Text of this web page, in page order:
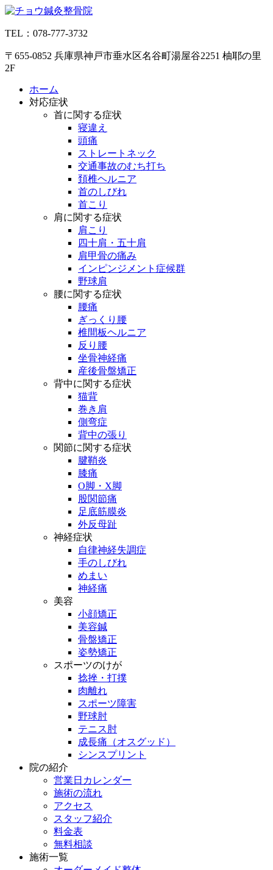
コ
テ
ツ
へ
TEL：078-777-3732
〒655-0852 兵庫県神戸市垂水区名谷町湯屋谷2251 柚耶の里
2F
ホーム
対応症状
首に関する症状
寝違え
頭痛
ストレートネック
交通事故のむち打ち
頚椎ヘルニア
首のしびれ
首こり
肩に関する症状
肩こり
四十肩・五十肩
肩甲骨の痛み
インピンジメント症候群
野球肩
腰に関する症状
腰痛
ぎっくり腰
椎間板ヘルニア
反り腰
坐骨神経痛
産後骨盤矯正
背中に関する症状
猫背
巻き肩
側弯症
背中の張り
関節に関する症状
腱鞘炎
膝痛
O脚・X脚
股関節痛
足底筋膜炎
外反母趾
神経症状
自律神経失調症
手のしびれ
めまい
神経痛
美容
小顔矯正
美容鍼
骨盤矯正
姿勢矯正
スポーツのけが
捻挫・打撲
肉離れ
スポーツ障害
野球肘
テニス肘
成長痛（オスグッド）
シンスプリント
院の紹介
営業日カレンダー
施術の流れ
アクセス
スタッフ紹介
料金表
無料相談
施術一覧